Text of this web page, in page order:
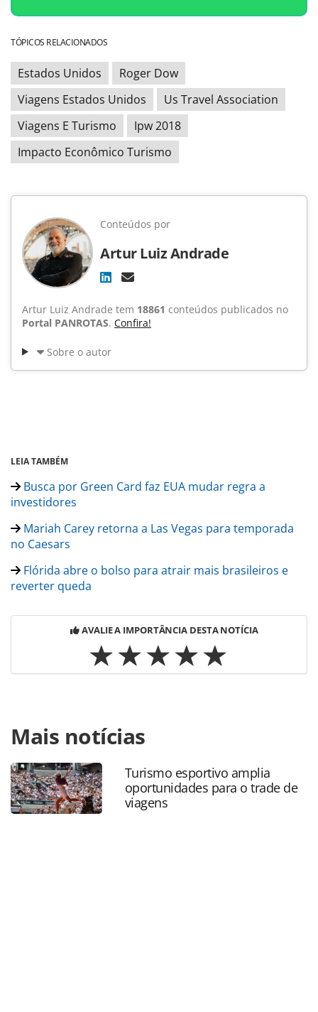
TÓPICOS RELACIONADOS
Estados Unidos
Roger Dow
Viagens Estados Unidos
Us Travel Association
Viagens E Turismo
Ipw 2018
Impacto Econômico Turismo
Conteúdos por
Artur Luiz Andrade
Artur Luiz Andrade tem 18861 conteúdos publicados no
Portal PANROTAS. Confira!
Sobre o autor
LEIA TAMBÉM
Busca por Green Card faz EUA mudar regra a
investidores
Mariah Carey retorna a Las Vegas para temporada
no Caesars
Flórida abre o bolso para atrair mais brasileiros e
reverter queda
AVALIE A IMPORTÂNCIA DESTA NOTÍCIA
https://www.panrotas.com.br/mercado/economia-e-
politica/2018/06/veja-o-impacto-do-turismo-em-outras-
industrias-dos-estados-unidos_155993.html ou as
ferramentas oferecidas na página. Todo o conteúdo
produzido pela PANROTAS Editora é protegido pela
legislação brasileira sobre direito autoral. Não reproduza o
Mais notícias
Turismo esportivo amplia
oportunidades para o trade de
viagens